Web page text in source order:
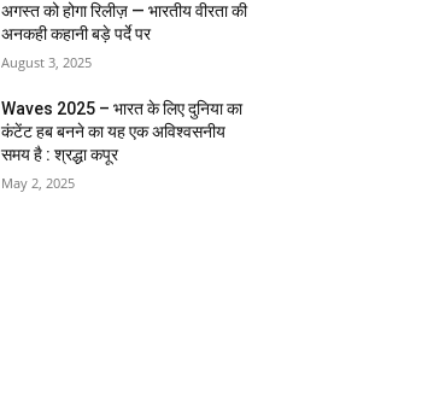
अगस्त को होगा रिलीज़ — भारतीय वीरता की
अनकही कहानी बड़े पर्दे पर
August 3, 2025
Waves 2025 – भारत के लिए दुनिया का
कंटेंट हब बनने का यह एक अविश्वसनीय
समय है : श्रद्धा कपूर
May 2, 2025